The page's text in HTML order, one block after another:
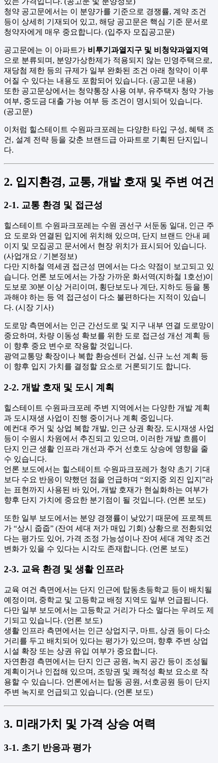
청약 공고문에서는 이 분양가를 기준으로 경쟁률, 계약 조건
등이 상세히 기재되어 있고, 해당 공고문은 핵심 기준 문서로
청약자에게 매우 중요합니다. (입주자 모집공고문)
공고문에는 이 아파트가 비투기과열지구 및 비청약과열지역
으로 분류되며, 분양가상한제가 적용되지 않는 민영주택으로,
재당첨 제한 등의 규제가 일부 완화된 조건 아래 청약이 이루
어질 수 있다는 내용도 포함되어 있습니다. (공고문 내용)
또한 공고문상에서는 청약통장 사용 여부, 유주택자 청약 가능
여부, 중도금 대출 가능 여부 등 조건이 명시되어 있습니다.
(공고문)
이처럼 힐스테이트 수원파크포레는 다양한 타입 구성, 혜택 조
건, 설계 전략 등을 갖춘 브랜드급 아파트로 기획된 단지입니
다.
2. 입지환경, 교통, 개발 호재 및 주변 여건
2-1. 교통 환경 및 접근성
힐스테이트 수원파크포레는 수원 권선구 서둔동 일대, 인근 주
요 도로와 연결된 입지에 위치해 있으며, 단지 브랜드 안내 페
이지 및 모집공고 문서에서 현장 위치가 표시되어 있습니다.
(사업개요 / 기본정보)
다만 지하철 역세권 접근성 면에서는 다소 약점이 보고되고 있
습니다. 언론 보도에서는 가장 가까운 화서역(지하철 1호선)이
도보로 30분 이상 거리이며, 횡단보도나 계단, 지하도 등을 통
과해야 하는 등 역 접근성이 다소 불편하다는 지적이 있습니
다. (시장 기사)
도로망 측면에서는 인근 간선도로 및 지구 내부 연결 도로망이
중요하며, 차량 이동성 확보를 위한 도로 접근성 개선 계획 등
이 향후 중요 변수로 작용할 것입니다.
광역교통망 확장이나 복합 환승센터 건설, 신규 노선 계획 등
이 향후 입지 가치를 결정할 요소로 거론되기도 합니다.
2-2. 개발 호재 및 도시 계획
힐스테이트 수원파크포레 주변 지역에서는 다양한 개발 계획
과 도시재생 사업이 진행 중이거나 계획 중입니다.
예컨대 주거 및 상업 복합 개발, 인근 상권 확장, 도시재생 사업
등이 수원시 차원에서 추진되고 있으며, 이러한 개발 흐름이
단지 인근 생활 인프라 개선과 주거 선호도 상승에 영향을 줄
수 있습니다.
언론 보도에서는 힐스테이트 수원파크포레가 청약 초기 기대
보다 수요 반응이 약했던 점을 언급하며 “외지중 외진 입지”라
는 표현까지 사용된 바 있어, 개발 호재가 현실화하는 여부가
향후 단지 가치에 중요한 분기점이 될 것입니다. (언론 보도)
또한 일부 보도에서는 분양 경쟁률이 낮았기 때문에 프로젝트
가 “상시 줍줍” (잔여 세대 저가 매입 기회) 상황으로 전환되었
다는 평가도 있어, 가격 조정 가능성이나 잔여 세대 계약 조건
변화가 있을 수 있다는 시각도 존재합니다. (언론 보도)
2-3. 교육 환경 및 생활 인프라
교육 여건 측면에서는 단지 인근에 탑동초등학교 등이 배치될
예정이며, 중학교 및 고등학교 배정 지역도 일부 언급됩니다.
다만 일부 보도에서는 고등학교 거리가 다소 멀다는 우려도 제
기되고 있습니다. (언론 보도)
생활 인프라 측면에서는 인근 상업지구, 마트, 상권 등이 다소
거리를 두고 배치되어 있다는 평가가 있으며, 향후 주변 상업
시설 확장 또는 상권 유입 여부가 중요합니다.
자연환경 측면에서는 단지 인근 공원, 녹지 공간 등이 조성될
계획이거나 인접해 있으며, 조망권 및 쾌적성 확보 요소로 작
용할 수 있습니다. 언론에서는 탑동 공원, 서호공원 등이 단지
주변 녹지로 언급되고 있습니다. (언론 보도)
3. 미래가치 및 가격 상승 여력
3-1. 초기 반응과 평가